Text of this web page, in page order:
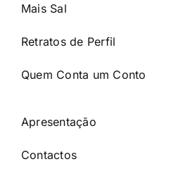
Mais Sal
Retratos de Perfil
Quem Conta um Conto
Apresentação
Contactos